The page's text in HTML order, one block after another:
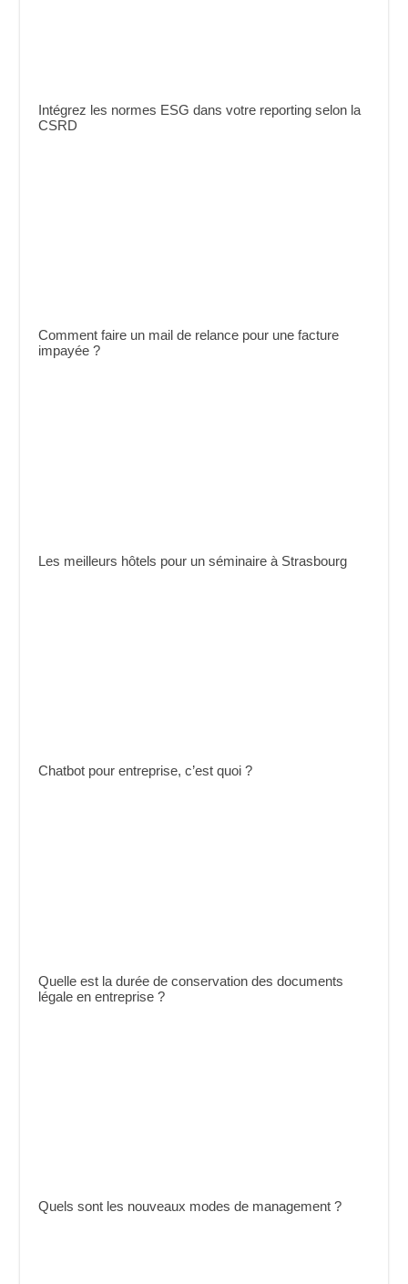
Intégrez les normes ESG dans votre reporting selon la
CSRD
Comment faire un mail de relance pour une facture
impayée ?
Les meilleurs hôtels pour un séminaire à Strasbourg
Chatbot pour entreprise, c’est quoi ?
Quelle est la durée de conservation des documents
légale en entreprise ?
Quels sont les nouveaux modes de management ?